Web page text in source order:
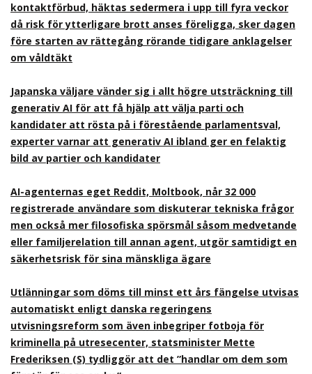
kontaktförbud, häktas sedermera i upp till fyra veckor
då risk för ytterligare brott anses föreligga, sker dagen
före starten av rättegång rörande tidigare anklagelser
om våldtäkt
Japanska väljare vänder sig i allt högre utsträckning till
generativ AI för att få hjälp att välja parti och
kandidater att rösta på i förestående parlamentsval,
experter varnar att generativ AI ibland ger en felaktig
bild av partier och kandidater
AI-agenternas eget Reddit, Moltbook, når 32 000
registrerade användare som diskuterar tekniska frågor
men också mer filosofiska spörsmål såsom medvetande
eller familjerelation till annan agent, utgör samtidigt en
säkerhetsrisk för sina mänskliga ägare
Utlänningar som döms till minst ett års fängelse utvisas
automatiskt enligt danska regeringens
utvisningsreform som även inbegriper fotboja för
kriminella på utresecenter, statsminister Mette
Frederiksen (S) tydliggör att det ”handlar om dem som